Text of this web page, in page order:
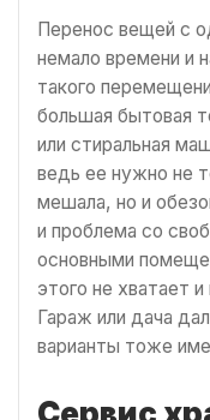
Перенос вещей с
немало времени и
такого
большая бытовая
или стиральная
ведь ее нужно не
мешала, но и
и проблема со
основными
этого не хватает
Гараж или дача
варианты тоже